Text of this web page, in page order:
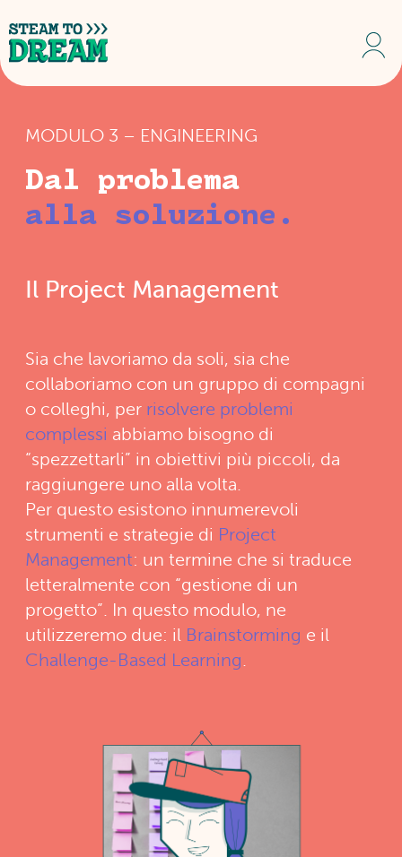
MODULO 3 – ENGINEERING
Dal problema
alla soluzione.
Il Project Management
Sia che lavoriamo da soli, sia che
collaboriamo con un gruppo di compagni
o colleghi, per risolvere problemi
complessi abbiamo bisogno di
“spezzettarli” in obiettivi più piccoli, da
raggiungere uno alla volta.
Per questo esistono innumerevoli
strumenti e strategie di Project
Management: un termine che si traduce
letteralmente con “gestione di un
progetto”. In questo modulo, ne
utilizzeremo due: il Brainstorming e il
Challenge-Based Learning